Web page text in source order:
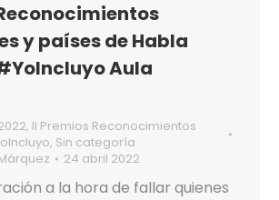
y países de Habla
Aula
, II Premios Reconocimientos
, Sin categoría
24 abril 2022
a la hora de fallar quienes